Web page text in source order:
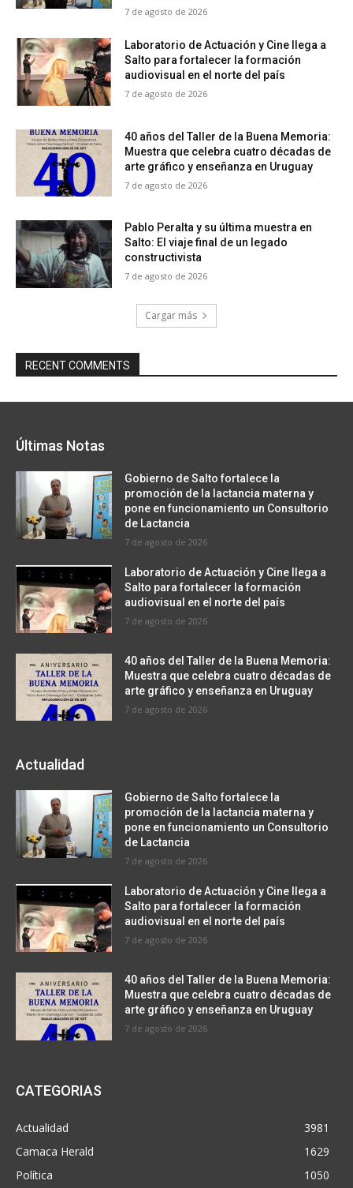
7 de agosto de 2026
Laboratorio de Actuación y Cine llega a
Salto para fortalecer la formación
audiovisual en el norte del país
7 de agosto de 2026
40 años del Taller de la Buena Memoria:
Muestra que celebra cuatro décadas de
arte gráfico y enseñanza en Uruguay
7 de agosto de 2026
Pablo Peralta y su última muestra en
Salto: El viaje final de un legado
constructivista
7 de agosto de 2026
Cargar más
RECENT COMMENTS
Últimas Notas
Gobierno de Salto fortalece la
promoción de la lactancia materna y
pone en funcionamiento un Consultorio
de Lactancia
7 de agosto de 2026
Laboratorio de Actuación y Cine llega a
Salto para fortalecer la formación
audiovisual en el norte del país
7 de agosto de 2026
40 años del Taller de la Buena Memoria:
Muestra que celebra cuatro décadas de
arte gráfico y enseñanza en Uruguay
7 de agosto de 2026
Actualidad
Gobierno de Salto fortalece la
promoción de la lactancia materna y
pone en funcionamiento un Consultorio
de Lactancia
7 de agosto de 2026
Laboratorio de Actuación y Cine llega a
Salto para fortalecer la formación
audiovisual en el norte del país
7 de agosto de 2026
40 años del Taller de la Buena Memoria:
Muestra que celebra cuatro décadas de
arte gráfico y enseñanza en Uruguay
7 de agosto de 2026
CATEGORIAS
Actualidad
3981
Camaca Herald
1629
Política
1050